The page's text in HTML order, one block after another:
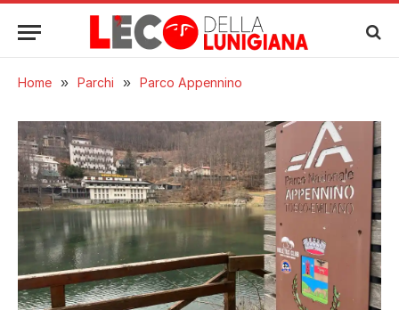
Home » Parchi » Parco Appennino